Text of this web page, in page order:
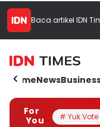
Baca artikel IDN
HomeNews
For
You
# Yuk Vote